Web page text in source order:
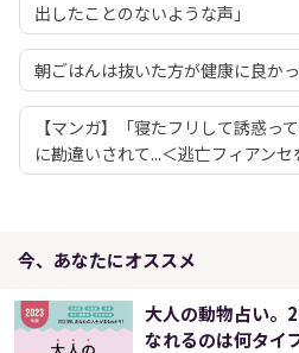
出したことのないような声」
朝ごはんは抜いた方が健康に良か
【マンガ】「寝たフリして誘惑っ
に勘違いされて...＜逃亡フィアン
今、あなたにオススメ
大人の動物占い。
なれるのは何タイ